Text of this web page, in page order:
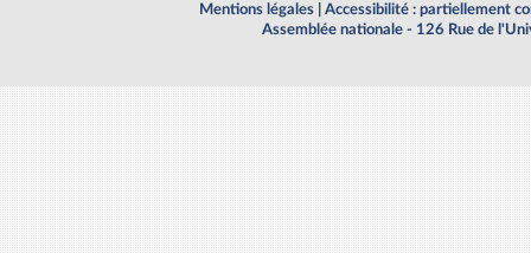
Mentions légales
Accessibilité : partiellement
Assemblée nationale - 126 Rue de